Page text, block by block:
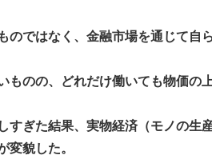
のではなく、金融市場を通じて自
ものの、どれだけ働いても物価の
すぎた結果、実物経済（モノの生
変貌した。